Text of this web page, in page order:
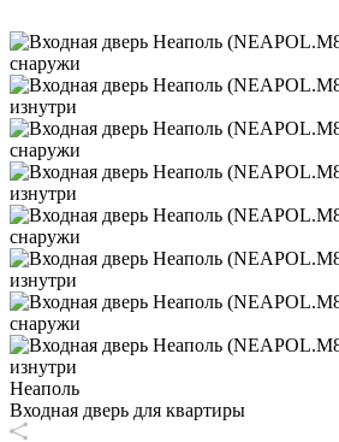
Неаполь
Входная дверь для квартиры